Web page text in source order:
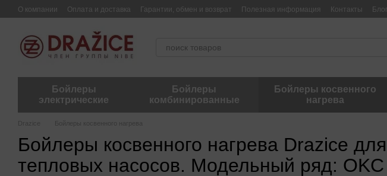
Перейти к основному контенту
О компании Оплата и доставка Гарантии, обмен и возврат Полезная информация Контакты Блог
Бойлеры
электрические
Бойлеры
комбинированные
Бойлеры косвенного
нагрева
Drazice Бойлеры косвенного нагрева
Бойлеры косвенного нагрева Drazice
тепловых насосов. Модельный ряд: